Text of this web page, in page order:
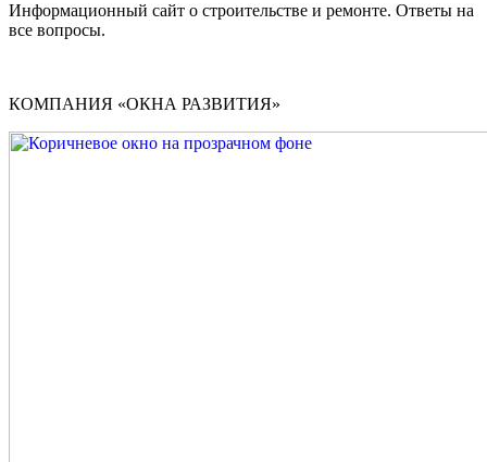
Информационный сайт о строительстве и ремонте. Ответы на
все вопросы.
КОМПАНИЯ «ОКНА РАЗВИТИЯ»